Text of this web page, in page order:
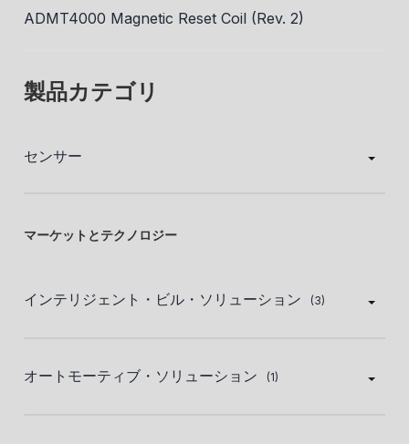
ADMT4000 Magnetic Reset Coil (Rev. 2)
製品カテゴリ
センサー
マーケットとテクノロジー
インテリジェント・ビル・ソリューション (3)
オートモーティブ・ソリューション (1)